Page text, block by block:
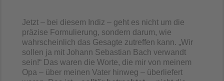
Jetzt – bei diesem Indiz – geht es nicht um die
präzise Formulierung, sondern darum, wie
wahrscheinlich das Gesagte zutreffen kann. „Wir
sollen ja mit Johann Sebastian Bach verwandt
sein!“ Das waren die Worte, die mir von meinem
Opa – über meinen Vater hinweg – überliefert